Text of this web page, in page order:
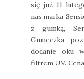
się już 11
nas marka
z gumką,
Gumeczka
dodanie oku
filtrem UV.